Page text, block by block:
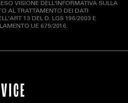
VISIONE DELL'INFORMATIVA SULLA
AL TRATTAMENTO DEI DATI
13 DEL D. LGS 196/2003 E
UE 679/2016.